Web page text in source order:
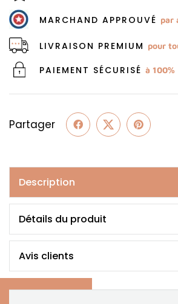
MARCHAND APPROUVÉ par
LIVRAISON PREMIUM pour
PAIEMENT SÉCURISÉ à 100%
Partager
Description
Détails du produit
Avis clients